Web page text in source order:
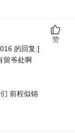
的回复:]
留爷处啊
前程似锦
赞